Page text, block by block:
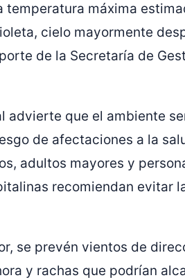
temperatura máxima
cielo mayormente
de la Secretaría de
advierte que el ambiente
de afectaciones a la
adultos mayores y
recomiendan evitar
se prevén vientos de
y rachas que podrían